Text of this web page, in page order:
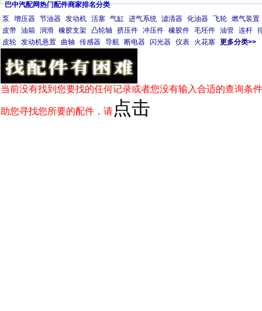
巴中汽配网热门配件商家排名分类
泵
增压器 节油器 发动机 活塞 气缸 进气系统 滤清器 化油器 飞轮 燃气装置
皮带 油箱 润滑 橡胶支架 凸轮轴 挤压件 冲压件 橡胶件 毛坯件 油管 连杆
皮轮 发动机悬置 曲轴 传感器 导航 断电器 闪光器 仪表 火花塞 更多分类>>
当前没有找到您要找的任何记录或者您没有输入合适的查询条
助您寻找您所要的配件，请 点击